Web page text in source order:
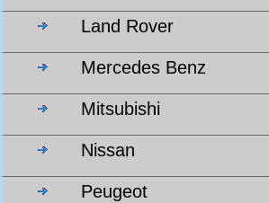
Land Rover
Mercedes Benz
Mitsubishi
Nissan
Peugeot